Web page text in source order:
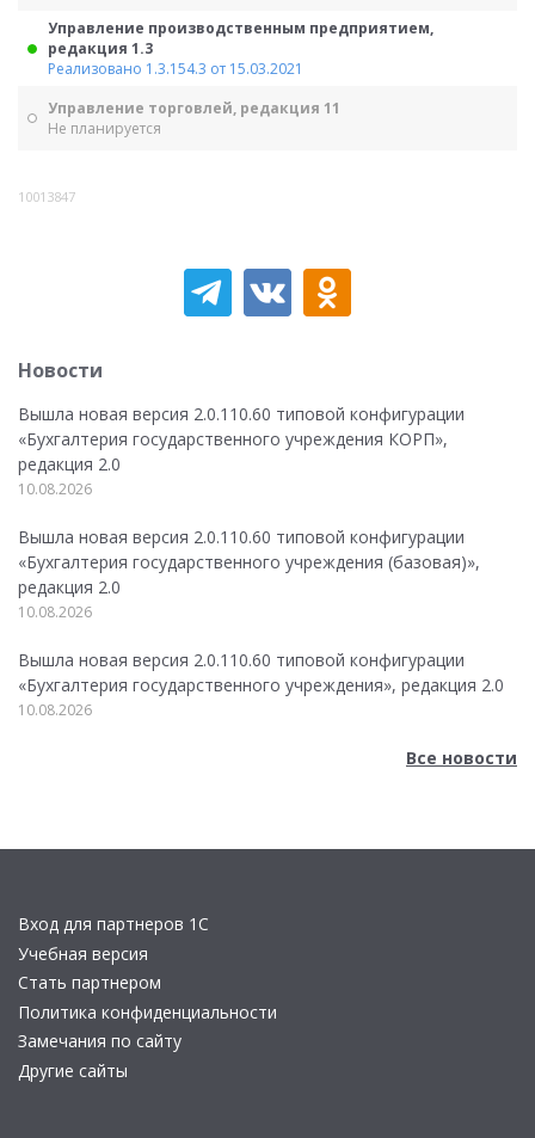
Управление производственным предприятием,
редакция 1.3
Реализовано 1.3.154.3 от 15.03.2021
Управление торговлей, редакция 11
Не планируется
10013847
Новости
Вышла новая версия 2.0.110.60 типовой конфигурации
«Бухгалтерия государственного учреждения КОРП»,
редакция 2.0
10.08.2026
Вышла новая версия 2.0.110.60 типовой конфигурации
«Бухгалтерия государственного учреждения (базовая)»,
редакция 2.0
10.08.2026
Вышла новая версия 2.0.110.60 типовой конфигурации
«Бухгалтерия государственного учреждения», редакция 2.0
10.08.2026
Все новости
Вход для партнеров 1С
Учебная версия
Стать партнером
Политика конфиденциальности
Замечания по сайту
Другие сайты